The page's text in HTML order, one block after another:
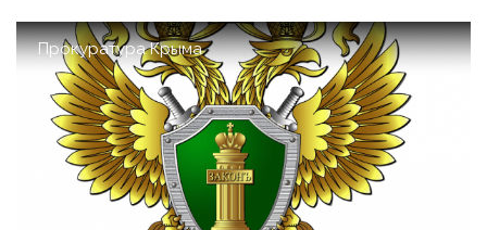
Прокуратура Крыма